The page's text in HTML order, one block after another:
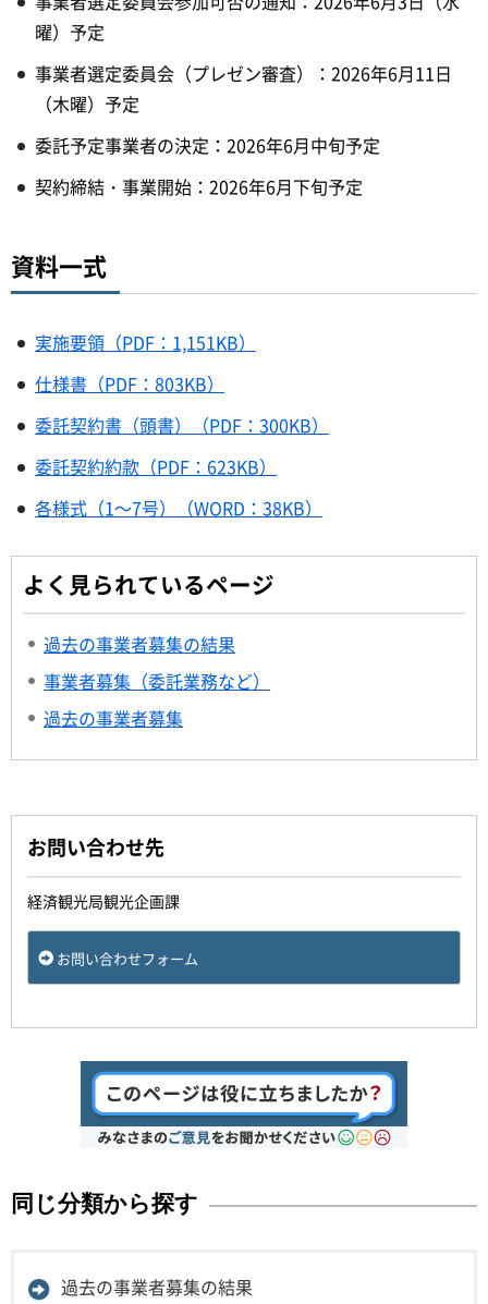
曜）予定
事業者選定委員会（プレゼン審査）：2026年6月11日
（木曜）予定
委託予定事業者の決定：2026年6月中旬予定
契約締結・事業開始：2026年6月下旬予定
資料一式
実施要領（PDF：1,151KB）
仕様書（PDF：803KB）
委託契約書（頭書）（PDF：300KB）
委託契約約款（PDF：623KB）
各様式（1～7号）（WORD：38KB）
よく見られているページ
過去の事業者募集の結果
事業者募集（委託業務など）
過去の事業者募集
お問い合わせ先
経済観光局観光企画課
お問い合わせフォーム
同じ分類から探す
過去の事業者募集の結果